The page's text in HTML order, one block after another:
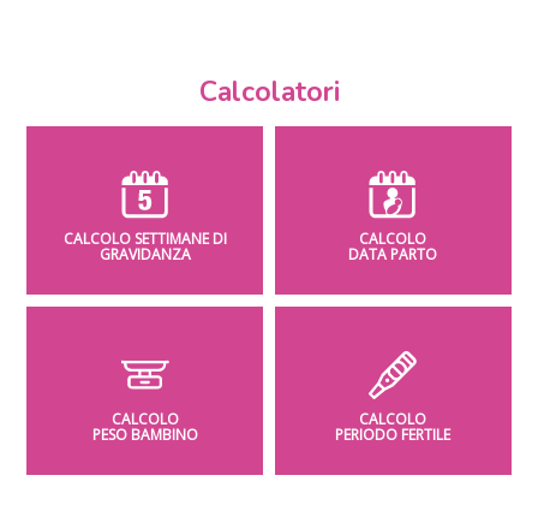
Calcolatori
CALCOLO SETTIMANE DI
GRAVIDANZA
CALCOLO
DATA PARTO
CALCOLO
PESO BAMBINO
CALCOLO
PERIODO FERTILE